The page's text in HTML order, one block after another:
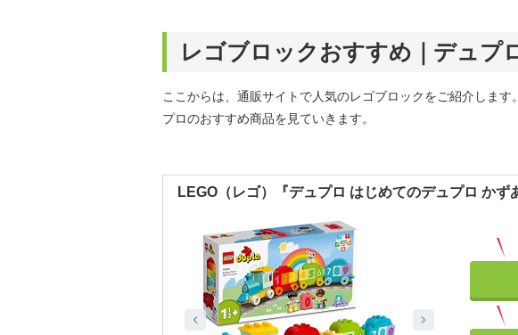
レゴブロックおすすめ｜デュプ
ここからは、通販サイトで人気のレゴブロックをご紹介しま
プロのおすすめ商品を見ていきます。
LEGO（レゴ）『デュプロ はじめてのデュプロ かず